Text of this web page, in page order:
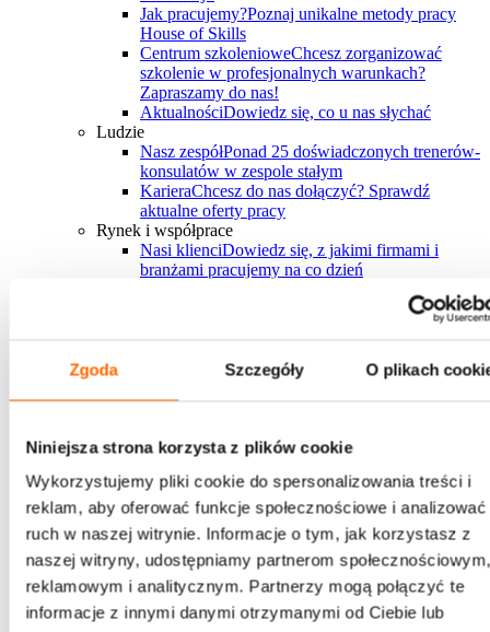
Zgoda Szczegóły O plikach
Niniejsza strona korzysta z plików cookie
Wykorzystujemy pliki cookie do spersonalizowania treści i
reklam, aby oferować funkcje społecznościowe i analizować
ruch w naszej witrynie. Informacje o tym, jak korzystasz z
naszej witryny, udostępniamy partnerom społecznościowym,
reklamowym i analitycznym. Partnerzy mogą połączyć te
informacje z innymi danymi otrzymanymi od Ciebie lub
Jak pracujemy?Poznaj unikalne metody pracy
House of Skills
Centrum szkolenioweChcesz zorganizować
szkolenie w profesjonalnych warunkach?
Zapraszamy do nas!
AktualnościDowiedz się, co u nas słychać
Ludzie
Nasz zespółPonad 25 doświadczonych trenerów-
konsulatów w zespole stałym
KarieraChcesz do nas dołączyć? Sprawdź
aktualne oferty pracy
Rynek i współprace
Nasi klienciDowiedz się, z jakimi firmami i
branżami pracujemy na co dzień
zrealizowaliśmy i jakie przyniosły rezultaty
Współpracujemy z największymi
Zebraliśmy wszystkie najczęściej
Bądź na bieżąco
"Trendy w rozwoju ludzi na rok 2026"
przygotowany przez eksportów House of Skills
Pobierz i daj znać, co myślisz
Pobierz i daj znać, co myślisz→
Chcesz z nami pracować?Zapraszamy do kontaktu